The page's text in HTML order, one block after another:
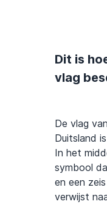
Dit is
vlag
De vlag
Duitsland
In het
symbool
en een
verwijst